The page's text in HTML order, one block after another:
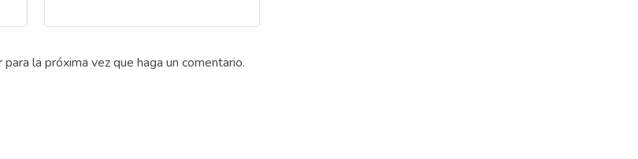
la próxima vez que haga un comentario.